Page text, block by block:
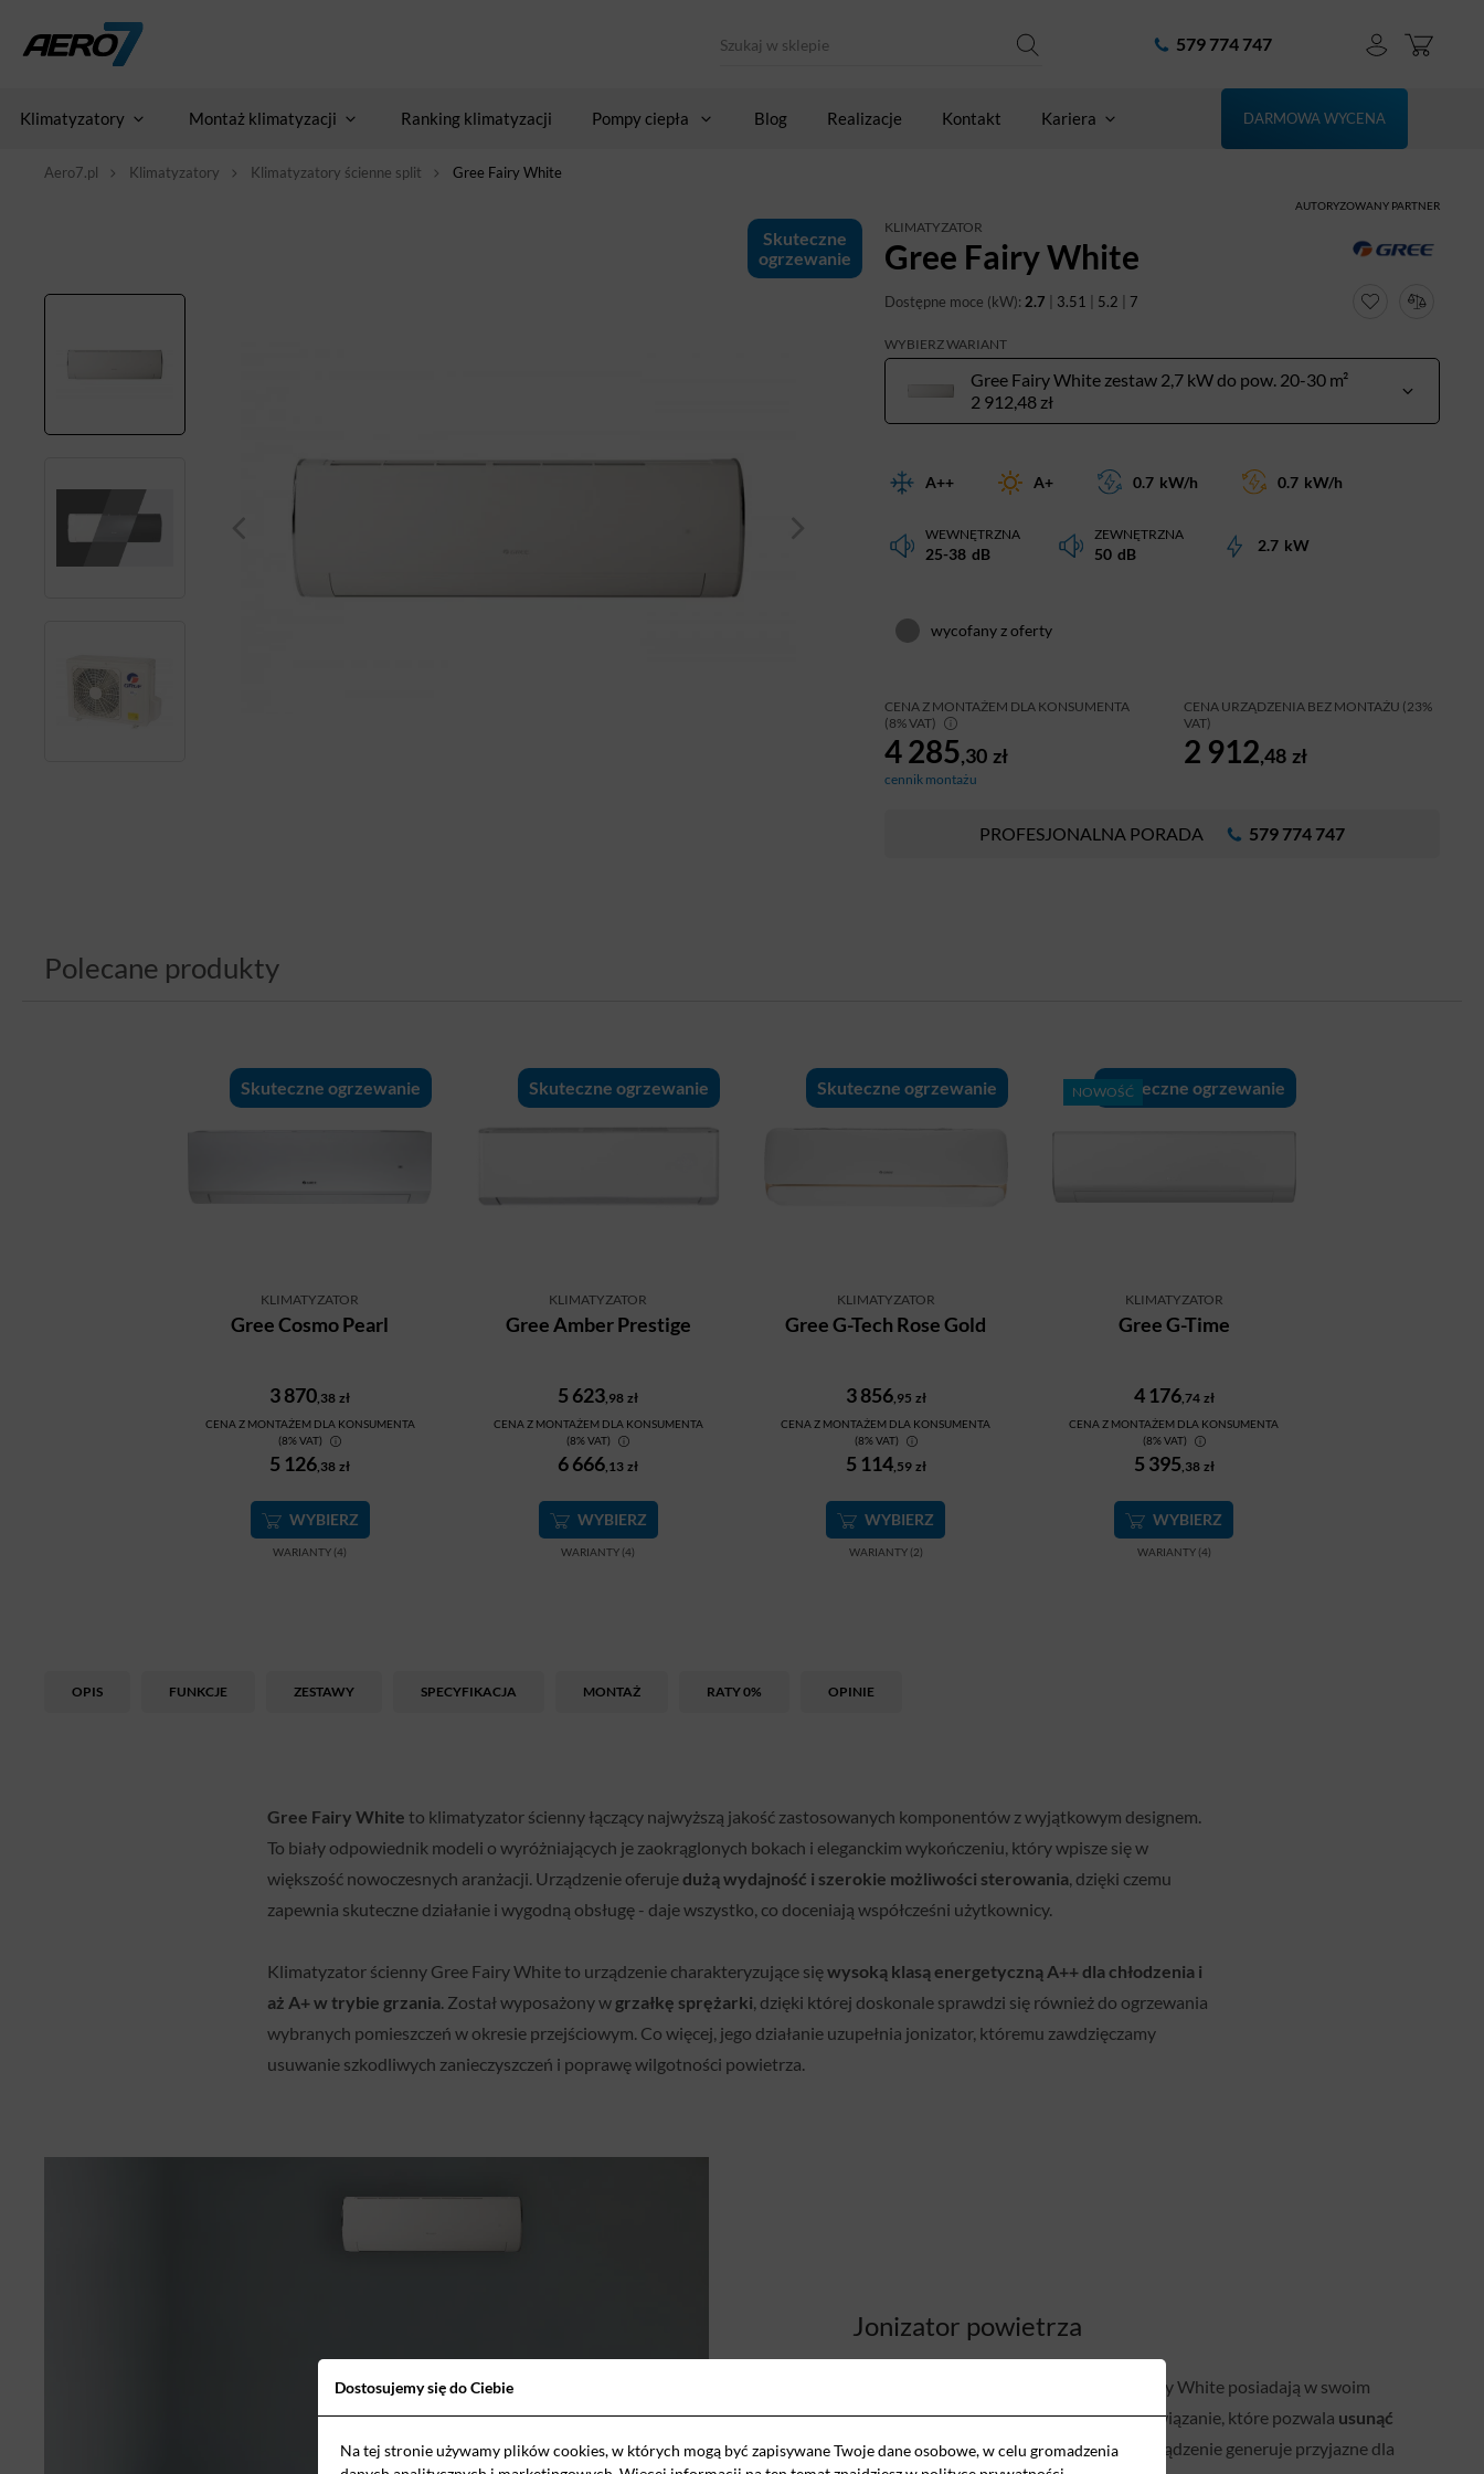
579 774 747
Klimatyzatory Montaż klimatyzacji Ranking klimatyzacji Pompy ciepła Blog Realizacje Kontakt Kariera DARMOWA WYCENA
Aero7.pl Klimatyzatory Klimatyzatory ścienne split Gree Fairy White
Skuteczne
ogrzewanie
KLIMATYZATOR
Gree Fairy White
AUTORYZOWANY PARTNER
Dostępne moce (kW): 2.7 | 3.51 | 5.2 | 7
WYBIERZ WARIANT
Gree Fairy White zestaw 2,7 kW do pow. 20-30 m²
2 912,48 zł
A++ A+ 0.7 kW/h 0.7 kW/h
WEWNĘTRZNA
25-38 dB
ZEWNĘTRZNA
50 dB 2.7 kW
wycofany z oferty
CENA Z MONTAŻEM DLA KONSUMENTA
(8% VAT)
4 285,30 zł
cennik montażu
CENA URZĄDZENIA BEZ MONTAŻU (23%
VAT)
2 912,48 zł
PROFESJONALNA PORADA 579 774 747
Polecane produkty
Skuteczne ogrzewanie
KLIMATYZATOR
Gree Cosmo Pearl
3 870 ,38 zł
CENA Z MONTAŻEM DLA KONSUMENTA
(8% VAT)
5 126 ,38 zł
WYBIERZ
WARIANTY (4)
Skuteczne ogrzewanie
KLIMATYZATOR
Gree Amber Prestige
5 623 ,98 zł
CENA Z MONTAŻEM DLA KONSUMENTA
(8% VAT)
6 666 ,13 zł
WYBIERZ
WARIANTY (4)
Skuteczne ogrzewanie
KLIMATYZATOR
Gree G-Tech Rose Gold
3 856,95 zł
CENA Z MONTAŻEM DLA KONSUMENTA
(8% VAT)
5 114,59 zł
WYBIERZ
WARIANTY (2)
Skuteczne ogrzewanie
NOWOŚĆ
KLIMATYZATOR
Gree G-Time
4 176,74 zł
CENA Z MONTAŻEM DLA KONSUMENTA
(8% VAT)
5 395,38 zł
WYBIERZ
WARIANTY (4)
OPIS FUNKCJE ZESTAWY SPECYFIKACJA MONTAŻ RATY 0% OPINIE
Gree Fairy White to klimatyzator ścienny łączący najwyższą jakość zastosowanych komponentów z wyjątkowym designem.
To biały odpowiednik modeli o wyróżniających je zaokrąglonych bokach i eleganckim wykończeniu, który wpisze się w
większość nowoczesnych aranżacji. Urządzenie oferujedużą wydajność i szerokie możliwości sterowania , dzięki czemu
zapewnia skuteczne działanie i wygodną obsługę - daje wszystko, co doceniają współcześni użytkownicy.
Klimatyzator ścienny Gree Fairy White to urządzenie charakteryzujące sięwysoką klasą energetyczną A++ dla chłodzenia i
aż A+ w trybie grzania . Został wyposażony w grzałkę sprężarki , dzięki której doskonale sprawdzi się również do ogrzewania
wybranych pomieszczeń w okresie przejściowym. Co więcej, jego działanie uzupełnia jonizator, któremu zawdzięczamy
usuwanie szkodliwych zanieczyszczeń i poprawę wilgotności powietrza.
Jonizator powietrza
z serii Fairy White posiadają w swoim
wyposażeniu jonizator powietrza. To rozwiązanie, które pozwala usunąć
szkodliwe drobnoustroje i alergeny
. Urządzenie generuje przyjazne dla
Dostosujemy się do Ciebie
Na tej stronie używamy plików cookies, w których mogą być zapisywane Twoje dane osobowe, w celu gromadzenia